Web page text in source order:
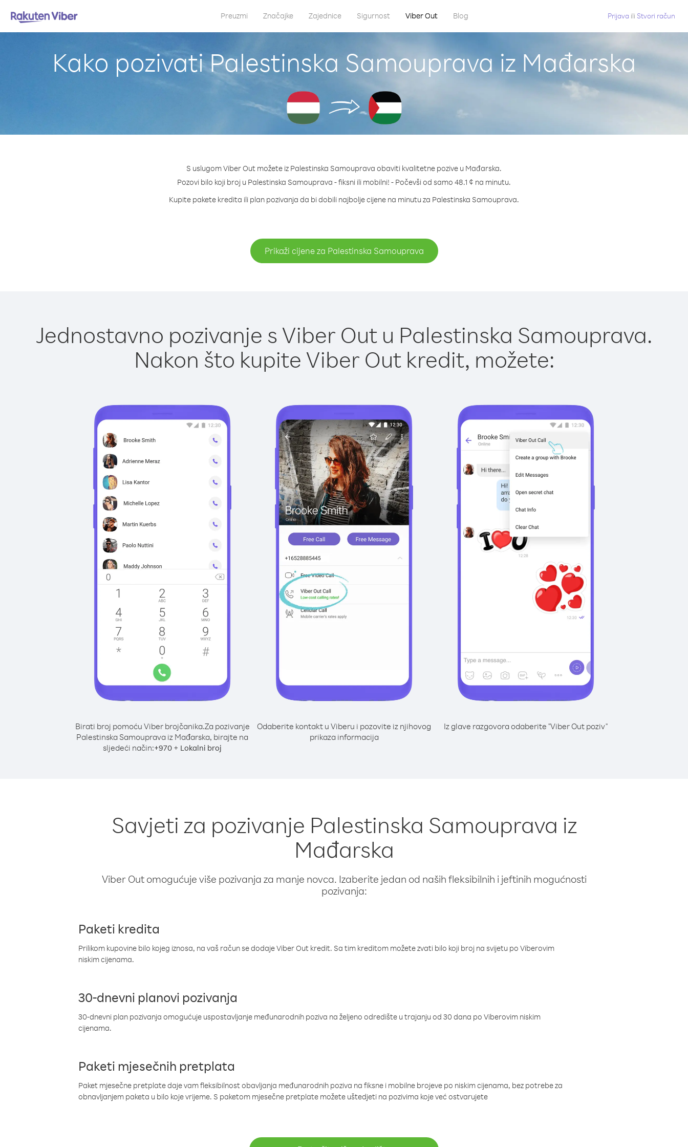
Preuzmi Značajke Zajednice Sigurnost Viber Out Blog Prijava ili Stvori račun
Kako pozivati Palestinska Samouprava iz Mađarska
S uslugom Viber Out možete iz Palestinska Samouprava obaviti kvalitetne pozive u Mađarska.
Pozovi bilo koji broj u Palestinska Samouprava - fiksni ili mobilni! - Počevši od samo 48.1 ¢ na minutu.
Kupite pakete kredita ili plan pozivanja da bi dobili najbolje cijene na minutu za Palestinska Samouprava.
Prikaži cijene za Palestinska Samouprava
Jednostavno pozivanje s Viber Out u Palestinska Samouprava.
Nakon što kupite Viber Out kredit, možete:
Birati broj pomoću Viber brojčanika.Za pozivanje
Palestinska Samouprava iz Mađarska, birajte na
sljedeći način:+970 + Lokalni broj
Odaberite kontakt u Viberu i pozovite iz njihovog
prikaza informacija
Iz glave razgovora odaberite "Viber Out poziv"
Savjeti za pozivanje Palestinska Samouprava iz
Mađarska
Viber Out omogućuje više pozivanja za manje novca. Izaberite jedan od naših fleksibilnih i jeftinih mogućnosti
pozivanja:
Paketi kredita
Prilikom kupovine bilo kojeg iznosa, na vaš račun se dodaje Viber Out kredit. Sa tim kreditom možete zvati bilo koji broj na svijetu po Viberovim
niskim cijenama.
30-dnevni planovi pozivanja
30-dnevni plan pozivanja omogućuje uspostavljanje međunarodnih poziva na željeno odredište u trajanju od 30 dana po Viberovim niskim
cijenama.
Paketi mjesečnih pretplata
Paket mjesečne pretplate daje vam fleksibilnost obavljanja međunarodnih poziva na fiksne i mobilne brojeve po niskim cijenama, bez potrebe za
obnavljanjem paketa u bilo koje vrijeme. S paketom mjesečne pretplate možete uštedjeti na pozivima koje već ostvarujete